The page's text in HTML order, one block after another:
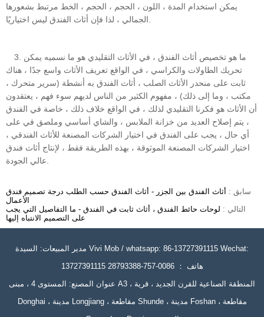
يمكن استخدام المدة ، اللون ، الحجم ، الحجم ، الخط مرتبط بشعورها
3. ما هو تخصيص أثاث الفندق ، في الأثاث التقليدي هو ما نسميه يمكن
تحريك الطاولات والكراسي ، في الواقع تعريف الأثاث واسع جدًا ، هناك
ثابت على منحدر الأثاث الصلب ، أثاث الفندق به أنشطة (سرير متحرك ،
مكتب ، وما إلى ذلك) ، مفهوم الكثير من الناس لديهم سوء فهم ، يعتقدون
أن الأثاث هو فكرنا التقليدي لذلك ، في الواقع خلاف ذلك ، خاصة في الفندق
، يتم إصلاح العديد من خزانة الملابس ، والشاي أساسي وملصق في على
أي حال ، يجب على الفندق في اختيار الشركات المصنعة للأثاث الفندقي ،
اختيار الشركات المصنعة الموثوقة ، بهذه الطريقة فقط ، لإنتاج أثاث فندق
سابق : أثاث الفندق بين الجزر - أثاث الفندق حسب الطلب درجة تصميم فندق
الأعمال
التالي : لوحات حائط الفندق ، أثاث ثابت في الفندق - ما التفاصيل التي يجب
على التصميم الانتباه إليها
مدير المبيعات: السيدة Vivi Mob / whatsapp: 86-13727391115 Wechat:
13727391115 هاتف ： 0086-757-28793388
عنوان المصنع: المستوى 4 ، مبنى A3 ، المنطقة الصناعية للقرن الجديد ، قرية
Donghai ، مدينة Longjiang ، مقاطعة Shunde ، مدينة Foshan ، مقاطعة